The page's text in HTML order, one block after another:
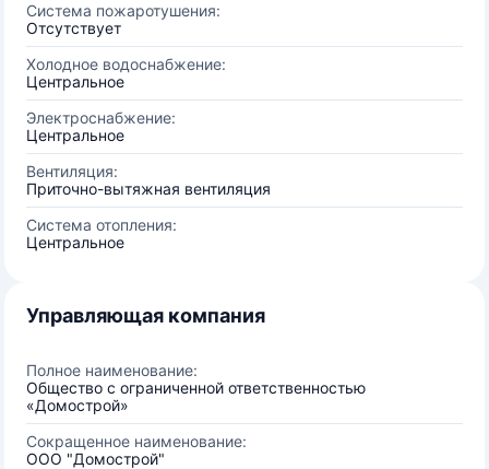
Система пожаротушения:
Отсутствует
Холодное водоснабжение:
Центральное
Электроснабжение:
Центральное
Вентиляция:
Приточно-вытяжная вентиляция
Система отопления:
Центральное
Управляющая компания
Полное наименование:
Общество с ограниченной ответственностью
«Домострой»
Сокращенное наименование:
ООО "Домострой"